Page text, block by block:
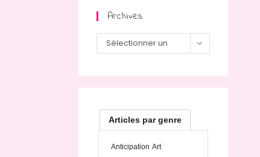
Archives
Archives
Sélectionner un
Articles par genre
Anticipation Art